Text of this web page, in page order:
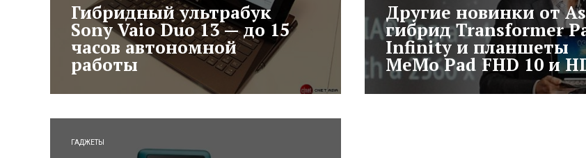
Гибридный ультрабук
Sony Vaio Duo 13 — до 15
часов автономной
работы
Другие новинки от
гибрид Transformer
Infinity и планшеты
MeMo Pad FHD 10 и
ГАДЖЕТЫ